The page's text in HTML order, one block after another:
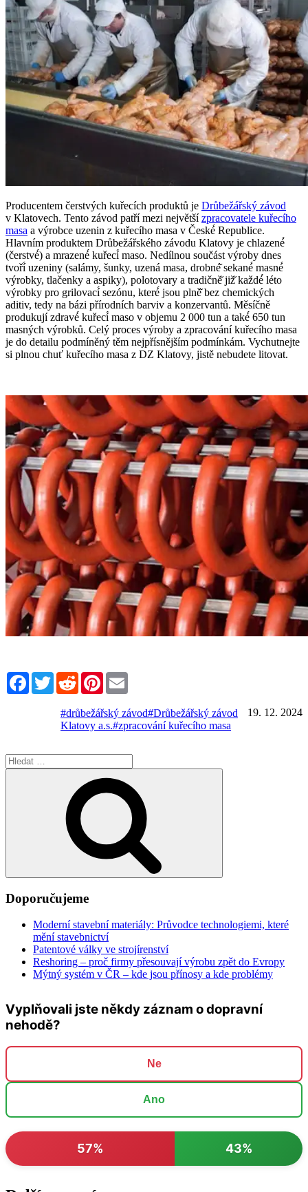
Producentem čerstvých kuřecích produktů je Drůbežářský závod
v Klatovech. Tento závod patří mezi největšízpracovatele kuřecího
masa a výrobce uzenin z kuřecího masa v České́ Republice.
Hlavním produktem Drůbežářského závodu Klatovy je chlazené́
(čerstvé́) a mrazené́ kuřecí́ maso. Nedílnou součást výroby dnes
tvoří́ uzeniny (salámy, šunky, uzená masa, drobné̌ sekané́ masné́
výrobky, tlačenky a aspiky), polotovary a tradičně̌ již̌ každé́ léto
výrobky pro grilovací́ sezónu, které́ jsou plně̌ bez chemických
aditiv, tedy na bázi přírodních barviv a konzervantů. Měsíčně
produkují zdravé́ kuřecí́ maso v objemu 2 000 tun a také́ 650 tun
masných výrobků. Celý proces výroby a zpracování kuřecího masa
je do detailu podmíněný těm nejpřísnějším podmínkám. Vychutnejte
si plnou chuť kuřecího masa z DZ Klatovy, jistě nebudete litovat.
FacebookTwitterRedditPinterest
19. 12. 2024
#drůbežářský závod#Drůbežářský závod
Klatovy a.s.#zpracování kuřecího masa
Hledat:
Doporučujeme
Moderní stavební materiály: Průvodce technologiemi, které
mění stavebnictví
Patentové války ve strojírenství
Reshoring – proč firmy přesouvají výrobu zpět do Evropy
Mýtný systém v ČR – kde jsou přínosy a kde problémy
Vyplňovali jste někdy záznam o dopravní
nehodě?
Ne
Ano
57% 43%